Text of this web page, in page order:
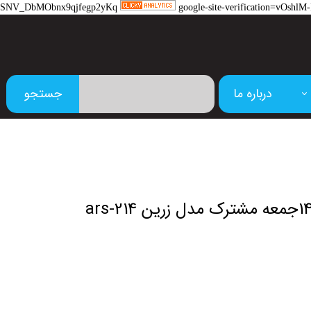
SNV_DbMObnx9qjfegp2yKq google-site-
درباره ما جستجو